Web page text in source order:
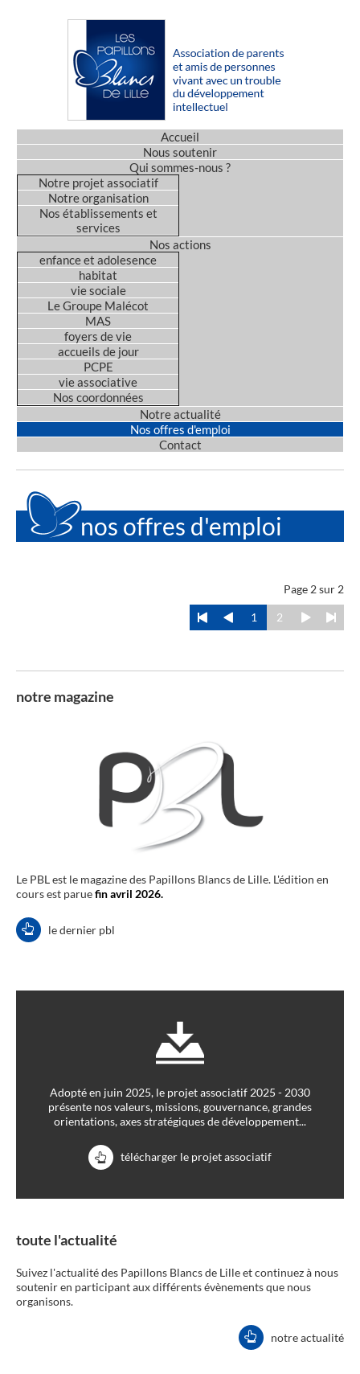
Accueil
Nous soutenir
Qui sommes-nous ?
Notre projet associatif
Notre organisation
Nos établissements et
services
Nos actions
enfance et adolesence
habitat
vie sociale
Le Groupe Malécot
MAS
foyers de vie
accueils de jour
PCPE
vie associative
Nos coordonnées
Notre actualité
Nos offres d'emploi
Contact
nos offres d'emploi
Page 2 sur 2
1 2
notre magazine
Le PBL est le magazine des Papillons Blancs de Lille. L'édition en
cours est paruefin avril 2026.
le dernier pbl
Adopté en juin 2025, le projet associatif 2025 - 2030
présente nos valeurs, missions, gouvernance, grandes
orientations, axes stratégiques de développement...
télécharger le projet associatif
toute l'actualité
Suivez l'actualité des Papillons Blancs de Lille et continuez à nous
soutenir en participant aux différents évènements que nous
organisons.
notre actualité